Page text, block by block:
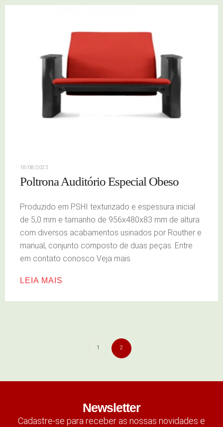
18/08/2023
Poltrona Auditório Especial Obeso
Produzido em PSHI texturizado e espessura inicial
de 5,0 mm e tamanho de 956x480x83 mm de altura
com diversos acabamentos usinados por Routher e
manual, conjunto composto de duas peças. Entre
em contato conosco Veja mais
LEIA MAIS
1 2
Newsletter
Cadastre-se para receber as nossas novidades e